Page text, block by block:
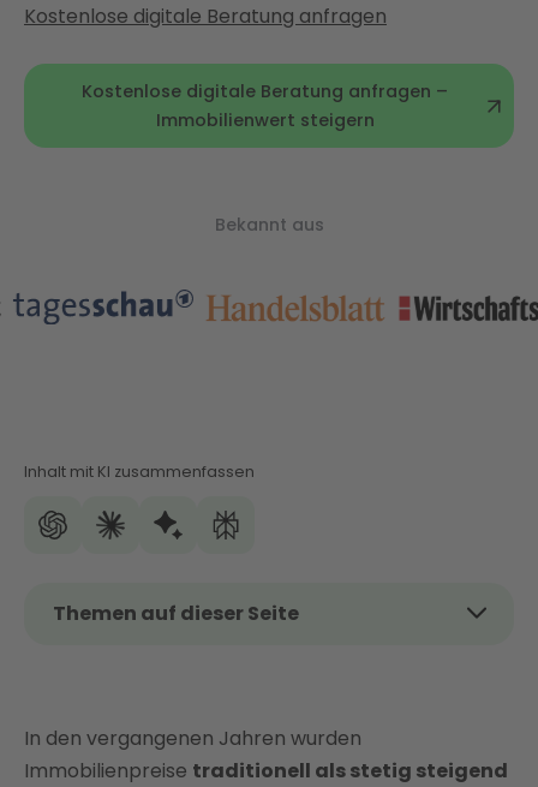
Kostenlose digitale Beratung anfragen
Kostenlose digitale Beratung anfragen –
Immobilienwert steigern
Bekannt aus
Inhalt mit KI zusammenfassen
Themen auf dieser Seite
Immobilienpreisen?
Gründe für den Preisverfall
In den vergangenen Jahren wurden
Immobilienpreise traditionell als stetig steigend